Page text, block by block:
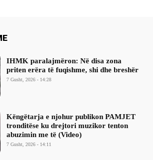
IHMK paralajmëron: Në disa zona
priten erëra të fuqishme, shi dhe breshër
7 Gusht, 2026 - 14:28
Këngëtarja e njohur publikon PAMJET
tronditëse ku drejtori muzikor tenton
abuzimin me të (Video)
7 Gusht, 2026 - 14:11